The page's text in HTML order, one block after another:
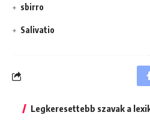
sbirro
Salivatio
Legkeresettebb szavak a